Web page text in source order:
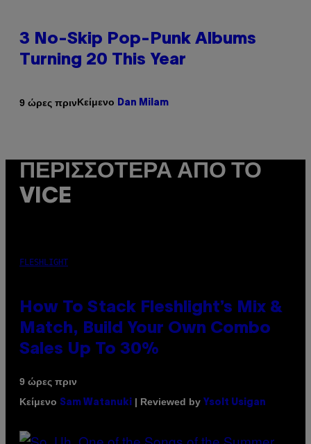
3 No-Skip Pop-Punk Albums
Turning 20 This Year
9 ώρες πρινΚείμενο Dan Milam
ΠΕΡΙΣΣΌΤΕΡΑ ΑΠΌ ΤΟ
VICE
FLESHLIGHT
How To Stack Fleshlight’s Mix &
Match, Build Your Own Combo
Sales Up To 30%
9 ώρες πριν
Κείμενο Sam Watanuki | Reviewed by Ysolt Usigan